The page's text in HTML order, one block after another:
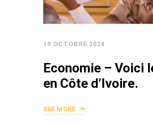
19 OCTOBRE 2024
Economie – Voici
en Côte d’Ivoire.
SEE MORE